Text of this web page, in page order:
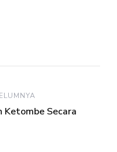
Ketombe Secara